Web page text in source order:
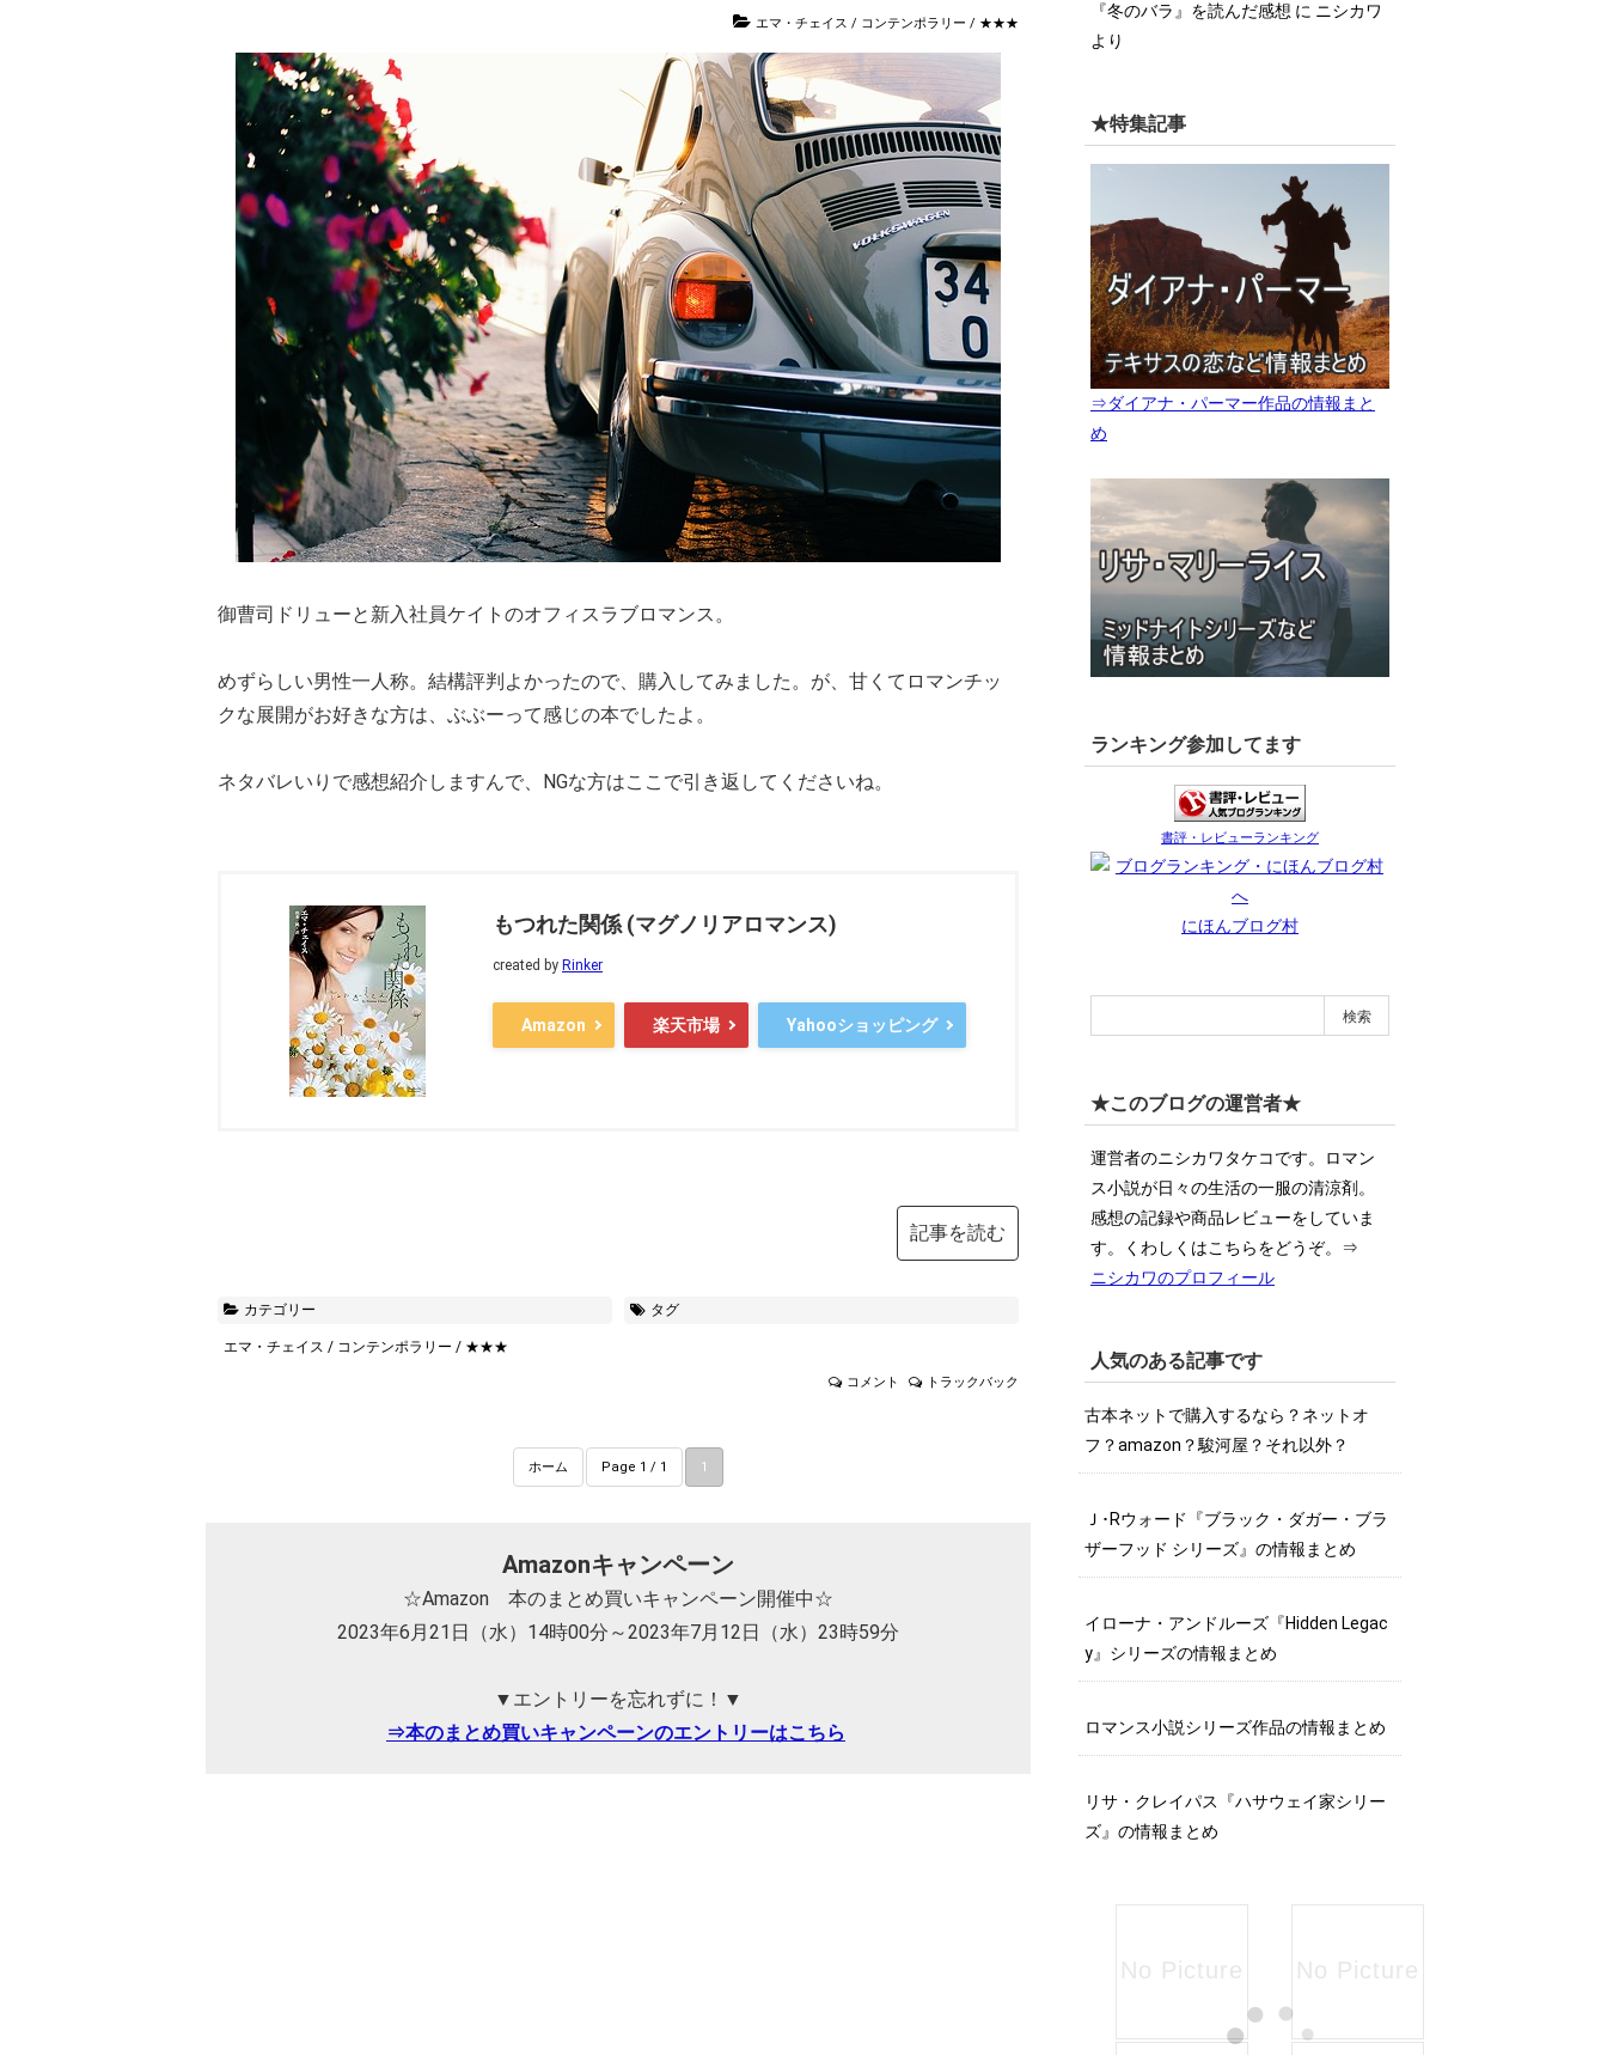
エマ・チェイス / コンテンポラリー / ★★★
御曹司ドリューと新入社員ケイトのオフィスラブロマンス。
めずらしい男性一人称。結構評判よかったので、購入してみました。が、甘くてロマンチッ
クな展開がお好きな方は、ぶぶーって感じの本でしたよ。
ネタバレいりで感想紹介しますんで、NGな方はここで引き返してくださいね。
もつれた関係 (マグノリアロマンス)
created by Rinker
Amazon 楽天市場 Yahooショッピング
記事を読む
カテゴリー
エマ・チェイス / コンテンポラリー / ★★★
タグ
コメント トラックバック
ホーム Page 1 / 1 1
Amazonキャンペーン
☆Amazon 本のまとめ買いキャンペーン開催中☆
2023年6月21日（水）14時00分～2023年7月12日（水）23時59分
▼エントリーを忘れずに！▼
⇒本のまとめ買いキャンペーンのエントリーはこちら
『冬のバラ』を読んだ感想 に ニシカワ
より
★特集記事
⇒ダイアナ・パーマー作品の情報まと
め
ランキング参加してます
書評・レビューランキング
にほんブログ村
★このブログの運営者★
運営者のニシカワタケコです。ロマン
ス小説が日々の生活の一服の清涼剤。
感想の記録や商品レビューをしていま
す。くわしくはこちらをどうぞ。⇒
ニシカワのプロフィール
人気のある記事です
古本ネットで購入するなら？ネットオ
フ？amazon？駿河屋？それ以外？
Ｊ･Rウォード『ブラック・ダガー・ブラ
ザーフッド シリーズ』の情報まとめ
イローナ・アンドルーズ『Hidden Legac
y』シリーズの情報まとめ
ロマンス小説シリーズ作品の情報まとめ
リサ・クレイパス『ハサウェイ家シリー
ズ』の情報まとめ